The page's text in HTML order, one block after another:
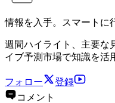
情報を入手。スマートに
週間ハイライト、主要な
イブ予測市場で知識を活
フォロー
登録
コメント